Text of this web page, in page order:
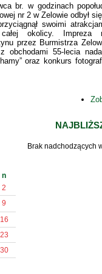
br. w godzinach
nr 2 w Zelowie odbył
swoimi
okolicy. Impreza
przez Burmistrza
obchodami 55-lecia
oraz konkurs
n
2
9
16
23
30
Brak nadchodzących